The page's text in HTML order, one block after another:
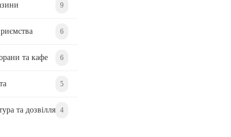
9
6
та кафе 6
5
та дозвілля 4